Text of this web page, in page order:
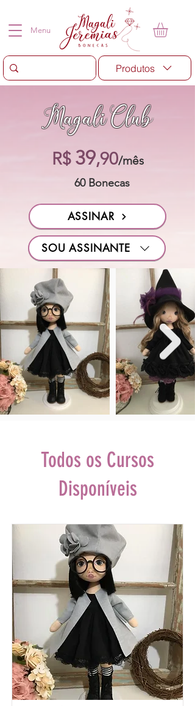
Menu
Produtos
Magali Club
R$ 39,90/mês
60 Bonecas
ASSINAR
SOU ASSINANTE
Todos os Cursos
Disponíveis